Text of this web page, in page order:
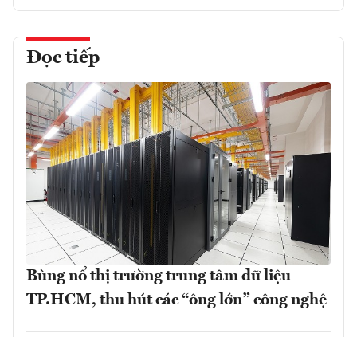
Đọc tiếp
Bùng nổ thị trường trung tâm dữ liệu
TP.HCM, thu hút các “ông lớn” công nghệ